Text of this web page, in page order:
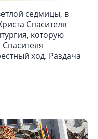
седмицы, в
Спасителя
которую
ход. Раздача